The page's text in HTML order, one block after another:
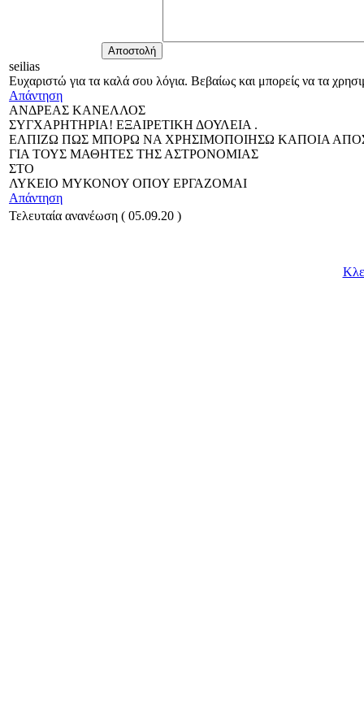
seilias
Ευχαριστώ για τα καλά σου λόγια. Βεβαίως και μπορείς να τα
Απάντηση
ΑΝΔΡΕΑΣ ΚΑΝΕΛΛΟΣ
ΣΥΓΧΑΡΗΤΗΡΙΑ! ΕΞΑΙΡΕΤΙΚΗ ΔΟΥΛΕΙΑ .
ΕΛΠΙΖΩ ΠΩΣ ΜΠΟΡΩ ΝΑ ΧΡΗΣΙΜΟΠΟΙΗΣΩ ΚΑΠΟΙΑ
ΓΙΑ ΤΟΥΣ ΜΑΘΗΤΕΣ ΤΗΣ ΑΣΤΡΟΝΟΜΙΑΣ
ΣΤΟ
ΛΥΚΕΙΟ ΜΥΚΟΝΟΥ ΟΠΟΥ ΕΡΓΑΖΟΜΑΙ
Απάντηση
Τελευταία ανανέωση ( 05.09.20 )